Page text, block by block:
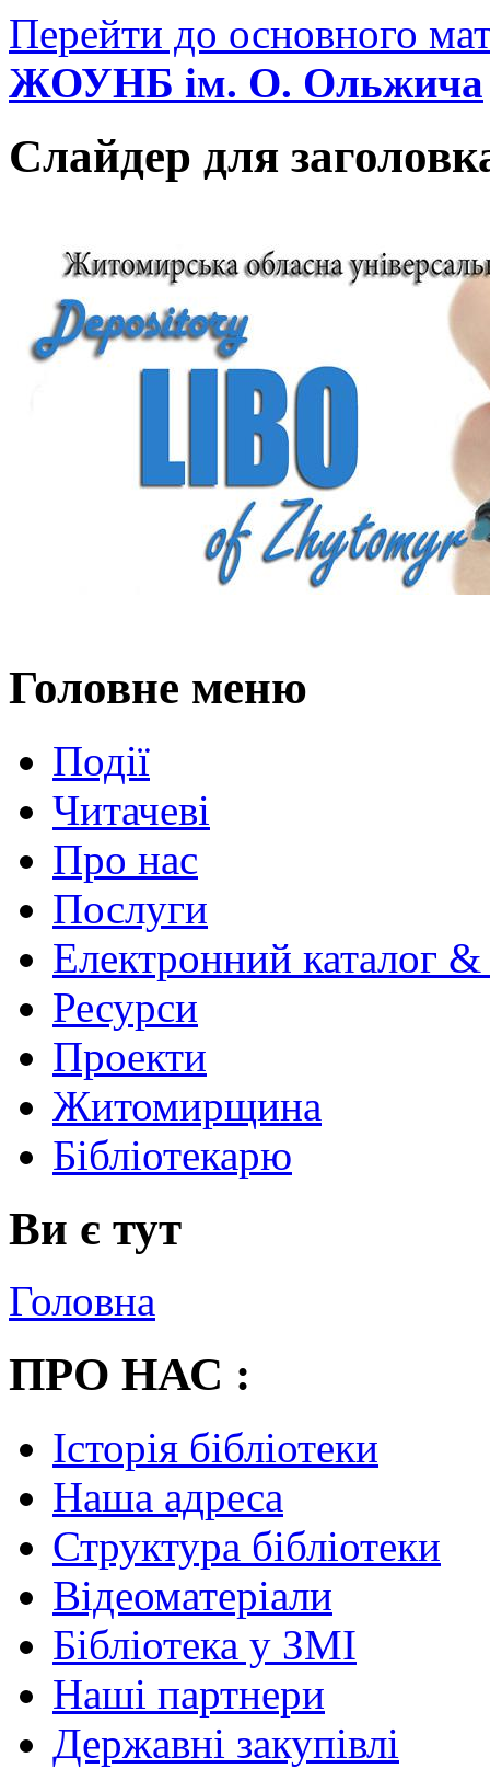
Перейти до основного
ЖОУНБ ім. О. Ольжича
Слайдер для
Головне меню
Події
Читачеві
Про нас
Послуги
Електронний каталог
Ресурси
Проекти
Житомирщина
Бібліотекарю
Ви є тут
Головна
ПРО НАС :
Історія бібліотеки
Наша адреса
Структура бібліотеки
Відеоматеріали
Бібліотека у ЗМІ
Наші партнери
Державні закупівлі